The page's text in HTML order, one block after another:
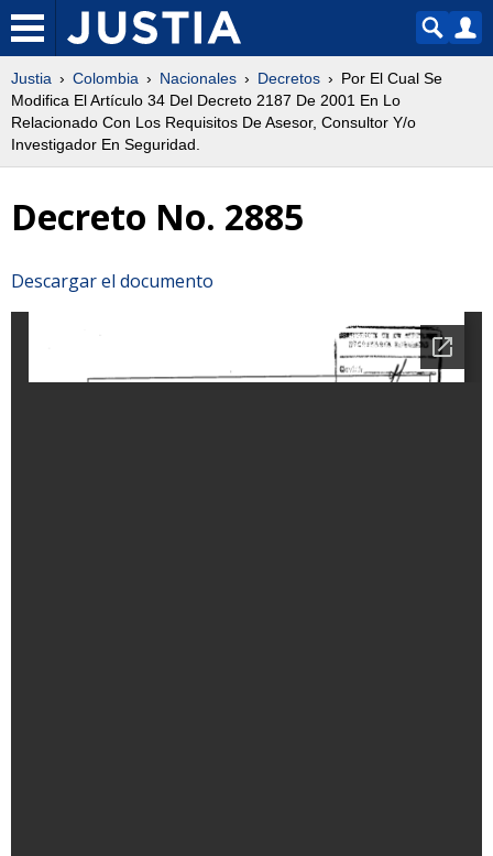
Justia Colombia Nacionales Decretos
Por El Cual Se
Modifica El Artículo 34 Del Decreto 2187 De 2001 En Lo
Relacionado Con Los Requisitos De Asesor, Consultor Y/o
Investigador En Seguridad.
Decreto No. 2885
Descargar el documento